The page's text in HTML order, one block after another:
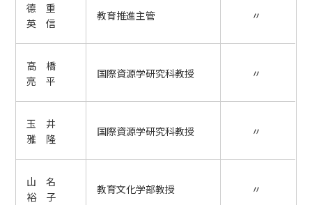
德 重
英 信
教育推進主管 〃
高 橋
亮 平
国際資源学研究科教授 〃
玉 井
雅 隆
国際資源学研究科教授 〃
山 名
裕 子
教育文化学部教授 〃